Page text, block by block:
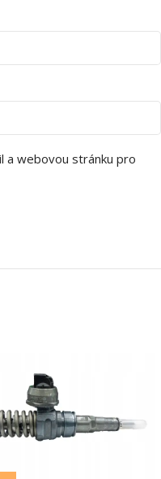
a webovou stránku pro